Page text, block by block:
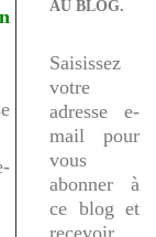
AU BLOG.
Saisissez
votre
adresse e-
mail pour
vous
abonner à
ce blog et